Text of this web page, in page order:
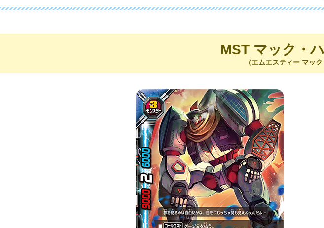
MST マック・
（エムエスティー マッ